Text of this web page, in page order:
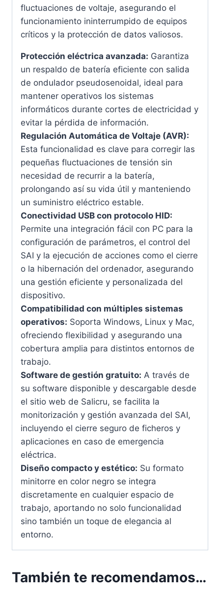
fluctuaciones de voltaje, asegurando el
funcionamiento ininterrumpido de equipos
críticos y la protección de datos valiosos.
Protección eléctrica avanzada: Garantiza
un respaldo de batería eficiente con salida
de ondulador pseudosenoidal, ideal para
mantener operativos los sistemas
informáticos durante cortes de electricidad y
evitar la pérdida de información.
Regulación Automática de Voltaje (AVR):
Esta funcionalidad es clave para corregir las
pequeñas fluctuaciones de tensión sin
necesidad de recurrir a la batería,
prolongando así su vida útil y manteniendo
un suministro eléctrico estable.
Conectividad USB con protocolo HID:
Permite una integración fácil con PC para la
configuración de parámetros, el control del
SAI y la ejecución de acciones como el cierre
o la hibernación del ordenador, asegurando
una gestión eficiente y personalizada del
dispositivo.
Compatibilidad con múltiples sistemas
operativos: Soporta Windows, Linux y Mac,
ofreciendo flexibilidad y asegurando una
cobertura amplia para distintos entornos de
trabajo.
Software de gestión gratuito: A través de
su software disponible y descargable desde
el sitio web de Salicru, se facilita la
monitorización y gestión avanzada del SAI,
incluyendo el cierre seguro de ficheros y
aplicaciones en caso de emergencia
eléctrica.
Diseño compacto y estético: Su formato
minitorre en color negro se integra
discretamente en cualquier espacio de
trabajo, aportando no solo funcionalidad
sino también un toque de elegancia al
entorno.
También te recomendamos…